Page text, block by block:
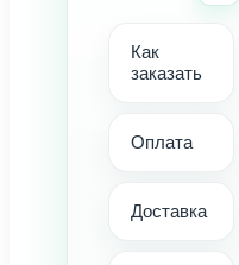
Как
заказать
Оплата
Доставка